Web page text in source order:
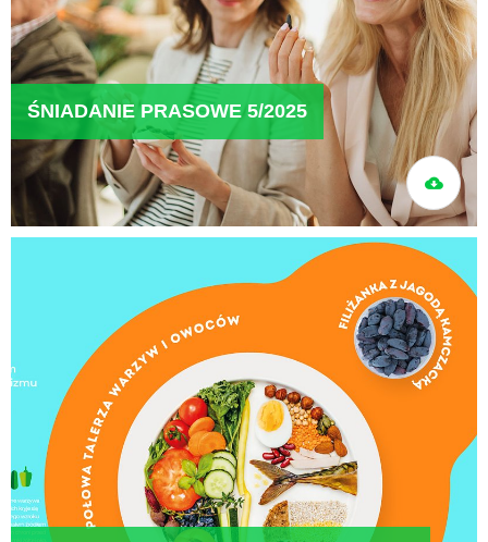
ŚNIADANIE PRASOWE 5/2025